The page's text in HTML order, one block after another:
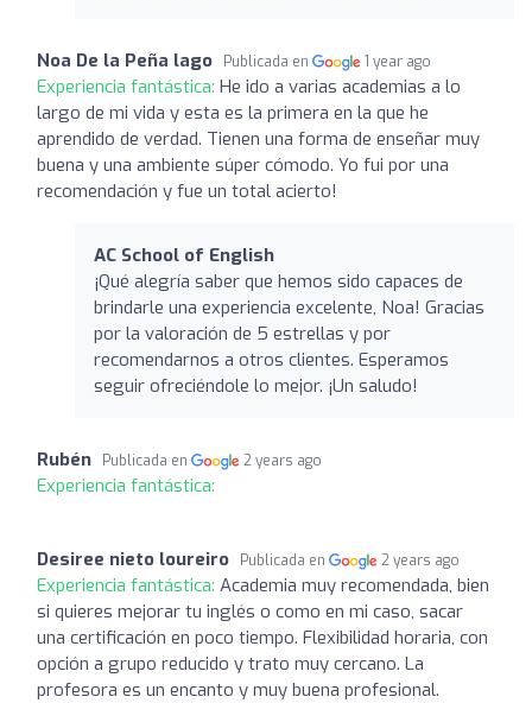
Noa De la Peña lago Publicada en 1 year ago
Experiencia fantástica: He ido a varias academias a lo
largo de mi vida y esta es la primera en la que he
aprendido de verdad. Tienen una forma de enseñar muy
buena y una ambiente súper cómodo. Yo fui por una
recomendación y fue un total acierto!
AC School of English
¡Qué alegría saber que hemos sido capaces de
brindarle una experiencia excelente, Noa! Gracias
por la valoración de 5 estrellas y por
recomendarnos a otros clientes. Esperamos
seguir ofreciéndole lo mejor. ¡Un saludo!
Rubén Publicada en 2 years ago
Experiencia fantástica:
Desiree nieto loureiro Publicada en 2 years ago
Experiencia fantástica: Academia muy recomendada, bien
si quieres mejorar tu inglés o como en mi caso, sacar
una certificación en poco tiempo. Flexibilidad horaria, con
opción a grupo reducido y trato muy cercano. La
profesora es un encanto y muy buena profesional.